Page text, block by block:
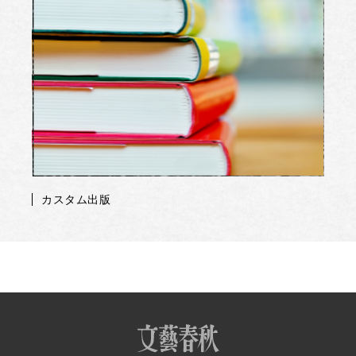
カスタム出版